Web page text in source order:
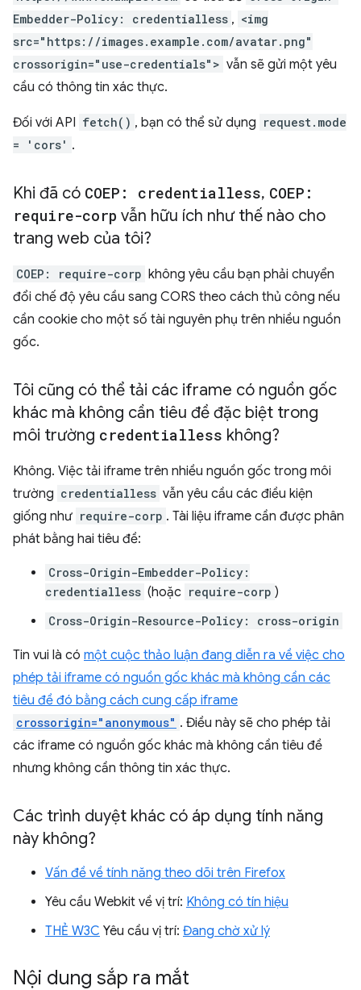
Embedder-Policy: credentialless , <img
src="https://images.example.com/avatar.png"
crossorigin="use-credentials"> vẫn sẽ gửi một yêu
cầu có thông tin xác thực.
Đối với API fetch() , bạn có thể sử dụng request.mode
= 'cors' .
Khi đã có COEP: credentialless, COEP:
require-corp vẫn hữu ích như thế nào cho
trang web của tôi?
COEP: require-corp không yêu cầu bạn phải chuyển
đổi chế độ yêu cầu sang CORS theo cách thủ công nếu
cần cookie cho một số tài nguyên phụ trên nhiều nguồn
gốc.
Tôi cũng có thể tải các iframe có nguồn gốc
khác mà không cần tiêu đề đặc biệt trong
môi trường credentialless không?
Không. Việc tải iframe trên nhiều nguồn gốc trong môi
trường credentialless vẫn yêu cầu các điều kiện
giống như require-corp . Tài liệu iframe cần được phân
phát bằng hai tiêu đề:
Cross-Origin-Embedder-Policy:
credentialless (hoặc require-corp )
Cross-Origin-Resource-Policy: cross-origin
Tin vui là có một cuộc thảo luận đang diễn ra về việc cho
phép tải iframe có nguồn gốc khác mà không cần các
tiêu đề đó bằng cách cung cấp iframe
crossorigin="anonymous" . Điều này sẽ cho phép tải
các iframe có nguồn gốc khác mà không cần tiêu đề
nhưng không cần thông tin xác thực.
Các trình duyệt khác có áp dụng tính năng
này không?
Vấn đề về tính năng theo dõi trên Firefox
Yêu cầu Webkit về vị trí: Không có tín hiệu
THẺ W3C Yêu cầu vị trí: Đang chờ xử lý
Nội dung sắp ra mắt